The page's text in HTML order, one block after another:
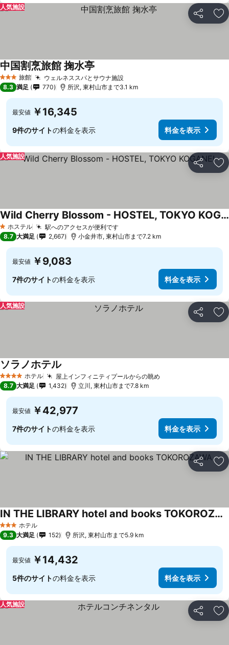
シェア お
人気施設
3 ホテルのランク
旅館 ウェルネススパとサウナ施設
中国割烹旅館 掬水亭
8.3 満足 770 所沢, 東村山市まで3.1 km
最安値 ￥16,345
9件のサイトの料金を表示 料金を表示
シェア お
人気施設
1 ホテルのランク
ホステル 駅へのアクセスが便利です
Wild Cherry Blossom - HOSTEL, TOKYO KOGANEI
8.7 大満足 2,667 小金井市, 東村山市まで7.2 km
最安値 ￥9,083
7件のサイトの料金を表示 料金を表示
シェア お
人気施設
4 ホテルのランク
ホテル 屋上インフィニティプールからの眺め
ソラノホテル
8.7 大満足 1,432 立川, 東村山市まで7.8 km
最安値 ￥42,977
7件のサイトの料金を表示 料金を表示
シェア お
3 ホテルのランク
ホテル
IN THE LIBRARY hotel and books TOKOROZAWA
9.3 大満足 152 所沢, 東村山市まで5.9 km
最安値 ￥14,432
5件のサイトの料金を表示 料金を表示
シェア お
人気施設